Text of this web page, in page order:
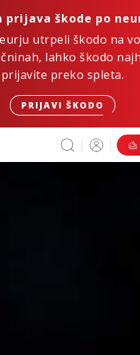
prijava škode po
utrpeli škodo na
lahko škodo
prijavite preko spleta.
PRIJAVI ŠKODO